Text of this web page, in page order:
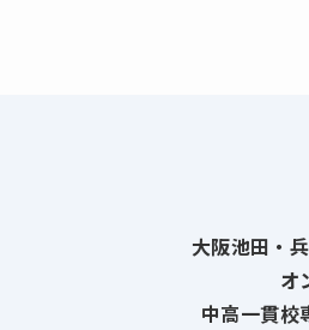
大阪池田・
オ
中高一貫校